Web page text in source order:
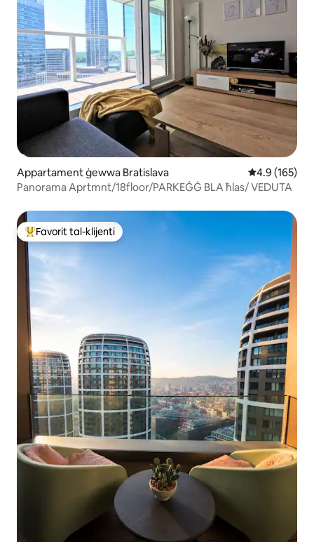
Appartament ġewwa Bratislava Rating
4.9 (165)
Panorama Aprtmnt/18floor/PARKEĠĠ BLA ħlas/ VEDUTA
Wieħed mill-aqwa favoriti tal-klijenti
Favorit tal-klijenti